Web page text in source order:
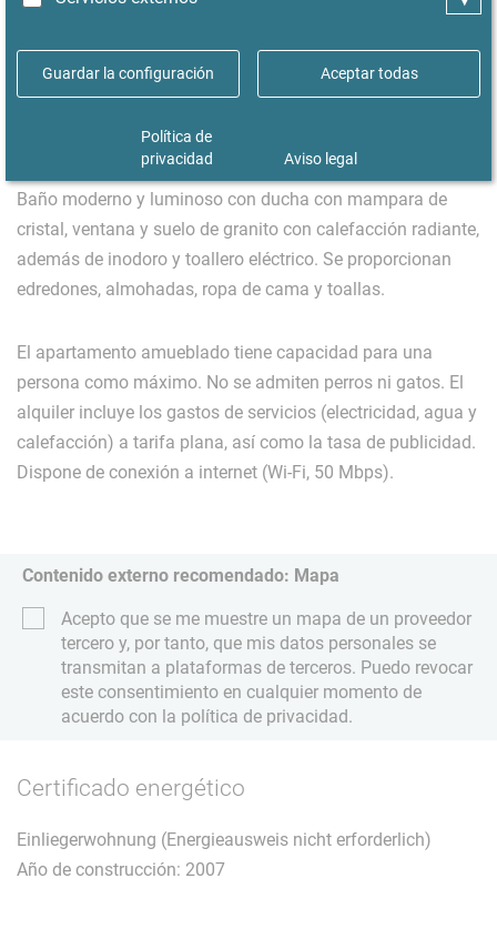
doble (160 x 200 cm) y una mesa de comedor para tres
personas. La moderna cocina-comedor está equipada con
un frigorífico con congelador, una placa vitrocerámica con
lavadora, campana extractora y menaje de cocina y vajilla.
Baño moderno y luminoso con ducha con mampara de
cristal, ventana y suelo de granito con calefacción radiante,
además de inodoro y toallero eléctrico. Se proporcionan
edredones, almohadas, ropa de cama y toallas.
El apartamento amueblado tiene capacidad para una
persona como máximo. No se admiten perros ni gatos. El
alquiler incluye los gastos de servicios (electricidad, agua y
calefacción) a tarifa plana, así como la tasa de publicidad.
Dispone de conexión a internet (Wi-Fi, 50 Mbps).
Contenido externo recomendado: Mapa
Acepto que se me muestre un mapa de un proveedor
tercero y, por tanto, que mis datos personales se
transmitan a plataformas de terceros. Puedo revocar
este consentimiento en cualquier momento de
acuerdo con la política de privacidad.
Certificado energético
Einliegerwohnung (Energieausweis nicht erforderlich)
Año de construcción: 2007
Guardar la configuración Aceptar todas
Política de
privacidad
Aviso legal